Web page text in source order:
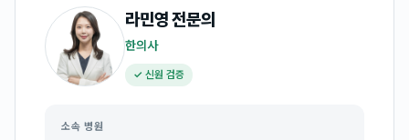
라민영전문의
한의사
✓ 신원 검증
소속 병원